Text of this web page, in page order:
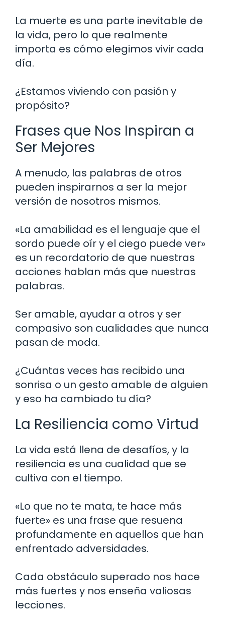
La muerte es una parte inevitable de
la vida, pero lo que realmente
importa es cómo elegimos vivir cada
día.
¿Estamos viviendo con pasión y
propósito?
Frases que Nos Inspiran a
Ser Mejores
A menudo, las palabras de otros
pueden inspirarnos a ser la mejor
versión de nosotros mismos.
«La amabilidad es el lenguaje que el
sordo puede oír y el ciego puede ver»
es un recordatorio de que nuestras
acciones hablan más que nuestras
palabras.
Ser amable, ayudar a otros y ser
compasivo son cualidades que nunca
pasan de moda.
¿Cuántas veces has recibido una
sonrisa o un gesto amable de alguien
y eso ha cambiado tu día?
La Resiliencia como Virtud
La vida está llena de desafíos, y la
resiliencia es una cualidad que se
cultiva con el tiempo.
«Lo que no te mata, te hace más
fuerte» es una frase que resuena
profundamente en aquellos que han
enfrentado adversidades.
Cada obstáculo superado nos hace
más fuertes y nos enseña valiosas
lecciones.